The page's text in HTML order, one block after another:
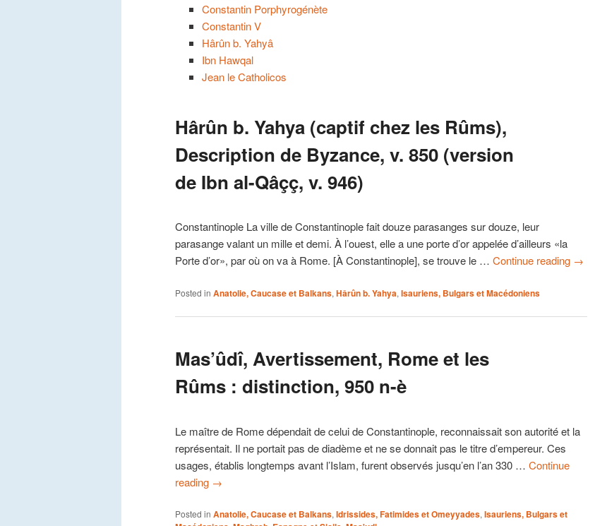
Constantin Porphyrogénète
Constantin V
Hârûn b. Yahyâ
Ibn Hawqal
Jean le Catholicos
Hârûn b. Yahya (captif chez les Rûms),
Description de Byzance, v. 850 (version
de Ibn al-Qâçç, v. 946)
Constantinople La ville de Constantinople fait douze parasanges sur douze, leur
parasange valant un mille et demi. À l’ouest, elle a une porte d’or appelée d’ailleurs «la
Porte d’or», par où on va à Rome. [À Constantinople], se trouve le … Continue reading →
Posted in Anatolie, Caucase et Balkans, Hârûn b. Yahya, Isauriens, Bulgars et Macédoniens
Mas’ûdî, Avertissement, Rome et les
Rûms : distinction, 950 n-è
Le maître de Rome dépendait de celui de Constantinople, reconnaissait son autorité et la
représentait. Il ne portait pas de diadème et ne se donnait pas le titre d’empereur. Ces
usages, établis longtemps avant l’Islam, furent observés jusqu’en l’an 330 … Continue
reading →
Posted in Anatolie, Caucase et Balkans, Idrissides, Fatimides et Omeyyades, Isauriens, Bulgars et